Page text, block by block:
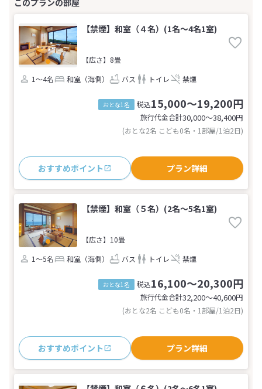
【禁煙】和室（４名）(1名～4名1室)
【広さ】8畳
1～4名
和室（海側） バス トイレ 禁煙
おとな1名 税込15,000～19,200円
旅行代金合計30,000〜38,400円
(おとな2名 こども0名・1部屋/1泊2日)
おすすめポイント プラン詳細
【禁煙】和室（５名）(2名～5名1室)
【広さ】10畳
1～5名
和室（海側） バス トイレ 禁煙
おとな1名 税込16,100～20,300円
旅行代金合計32,200〜40,600円
(おとな2名 こども0名・1部屋/1泊2日)
おすすめポイント プラン詳細